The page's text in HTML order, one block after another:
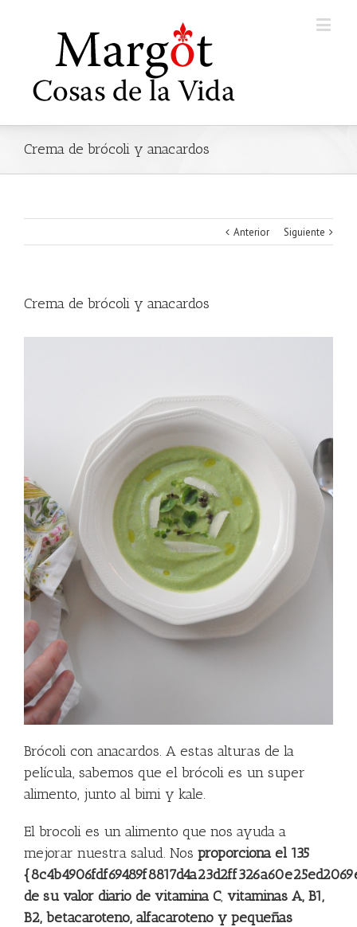
Crema de brócoli y anacardos
Anterior Siguiente
Crema de brócoli y anacardos
Brócoli con anacardos. A estas alturas de la
película, sabemos que el brócoli es un super
alimento, junto al bimi y kale.
El brocoli es un alimento que nos ayuda a
mejorar nuestra salud. Nos proporciona el 135
de su valor diario de vitamina C, vitaminas A, B1,
B2, betacaroteno, alfacaroteno y pequeñas